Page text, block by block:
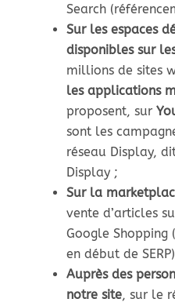
Search
Sur les espaces
disponibles sur
millions de sites
les applications
proposent, sur
sont les
réseau Display,
Display ;
Sur la
vente d’articles
Google Shopping
en début de
Auprès des
notre site, sur le